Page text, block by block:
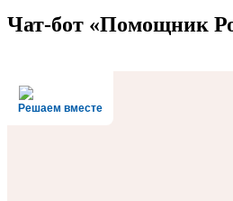
Чат-бот «Помощник
Решаем вместе